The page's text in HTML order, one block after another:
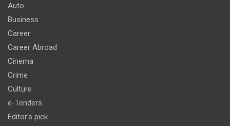
Auto
Business
Career
Career Abroad
Cinema
Crime
Culture
e-Tenders
Editor's pick